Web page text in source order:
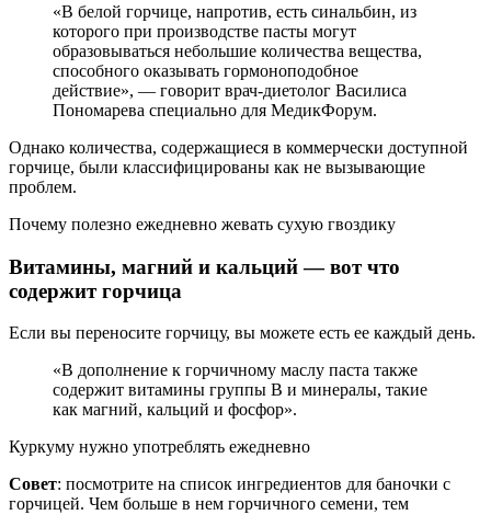
«В белой горчице, напротив, есть синальбин, из
которого при производстве пасты могут
образовываться небольшие количества вещества,
способного оказывать гормоноподобное
действие», — говорит врач-диетолог Василиса
Пономарева специально для МедикФорум.
Однако количества, содержащиеся в коммерчески доступной
горчице, были классифицированы как не вызывающие
проблем.
Почему полезно ежедневно жевать сухую гвоздику
Витамины, магний и кальций — вот что
содержит горчица
Если вы переносите горчицу, вы можете есть ее каждый день.
«В дополнение к горчичному маслу паста также
содержит витамины группы В и минералы, такие
как магний, кальций и фосфор».
Куркуму нужно употреблять ежедневно
Совет: посмотрите на список ингредиентов для баночки с
горчицей. Чем больше в нем горчичного семени, тем